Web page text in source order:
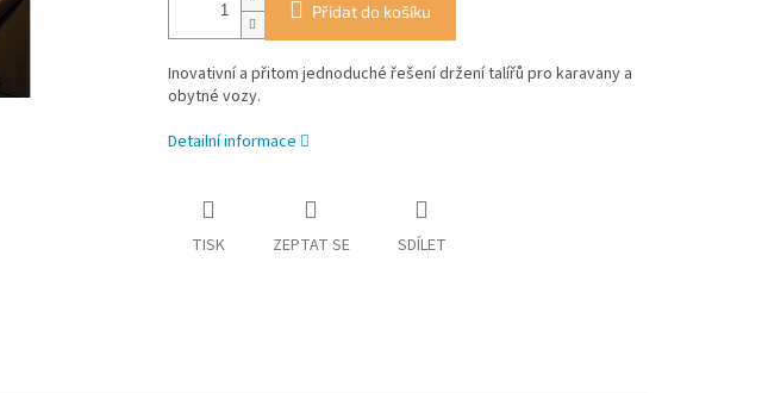
Přidat do košíku
Inovativní a přitom jednoduché řešení držení talířů pro karavany a
obytné vozy.
Detailní informace
TISK ZEPTAT SE SDÍLET